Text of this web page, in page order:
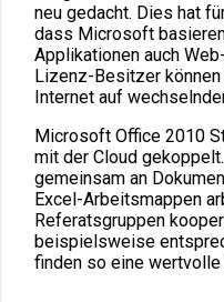
neu gedacht. Dies hat
dass Microsoft
Applikationen auch
Lizenz-Besitzer
Internet auf
Microsoft Office 2010
mit der Cloud
gemeinsam an
Excel-Arbeitsmappen
Referatsgruppen
beispielsweise
finden so eine wertvolle